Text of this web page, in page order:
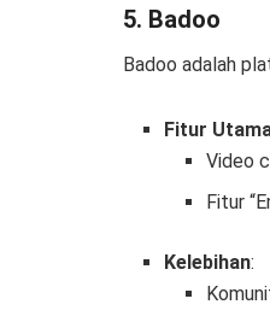
5. Badoo
Badoo adalah
Fitur
Video
Fitur
Kelebihan: